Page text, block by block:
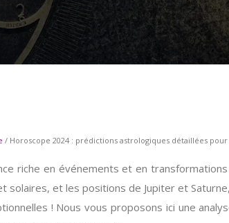
/ Horoscope 2024 : prédictions astrologiques détaillées pour
riche en événements et en
solaires, et les positions de Jupiter et
! Nous vous proposons ici une